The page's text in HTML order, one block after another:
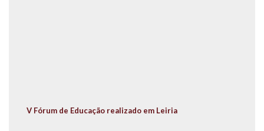
V Fórum de Educação realizado em Leiria